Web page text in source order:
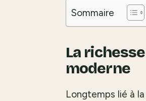
Sommaire
La
moderne
Longtemps lié à